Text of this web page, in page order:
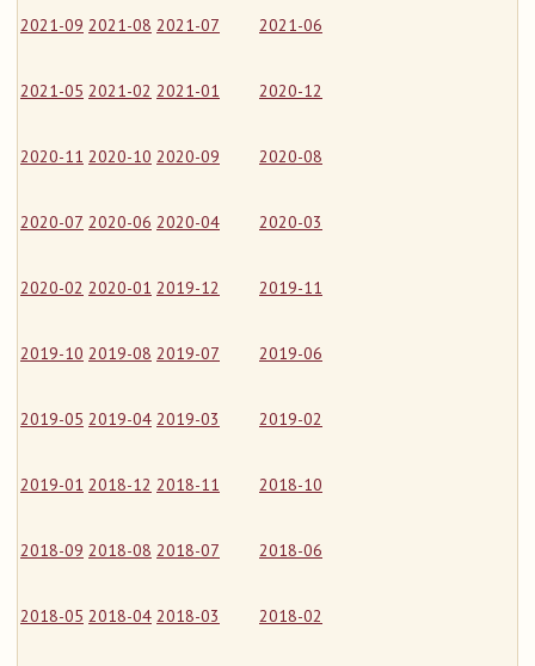
2021-09 2021-08 2021-07 2021-06
2021-05 2021-02 2021-01 2020-12
2020-11 2020-10 2020-09 2020-08
2020-07 2020-06 2020-04 2020-03
2020-02 2020-01 2019-12 2019-11
2019-10 2019-08 2019-07 2019-06
2019-05 2019-04 2019-03 2019-02
2019-01 2018-12 2018-11 2018-10
2018-09 2018-08 2018-07 2018-06
2018-05 2018-04 2018-03 2018-02